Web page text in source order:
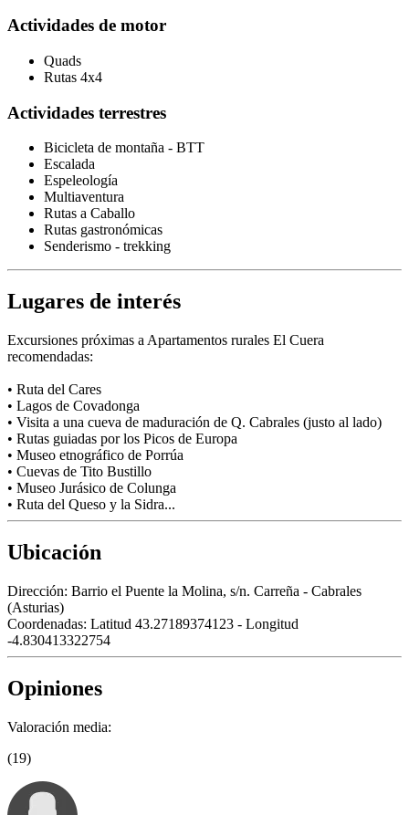
Actividades de motor
Quads
Rutas 4x4
Actividades terrestres
Bicicleta de montaña - BTT
Escalada
Espeleología
Multiaventura
Rutas a Caballo
Rutas gastronómicas
Senderismo - trekking
Lugares de interés
Excursiones próximas a Apartamentos rurales El Cuera
recomendadas:
• Ruta del Cares
• Lagos de Covadonga
• Visita a una cueva de maduración de Q. Cabrales (justo al lado)
• Rutas guiadas por los Picos de Europa
• Museo etnográfico de Porrúa
• Cuevas de Tito Bustillo
• Museo Jurásico de Colunga
• Ruta del Queso y la Sidra...
Ubicación
Dirección: Barrio el Puente la Molina, s/n. Carreña - Cabrales
(Asturias)
Coordenadas: Latitud 43.27189374123 - Longitud
-4.830413322754
Opiniones
Valoración media:
(19)